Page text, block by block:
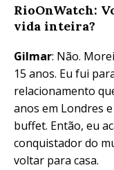
RioOnWatch:
vida inteira?
Gilmar: Não.
15 anos. Eu fui
relacionamento
anos em Londres
buffet. Então, eu
conquistador do
voltar para casa.